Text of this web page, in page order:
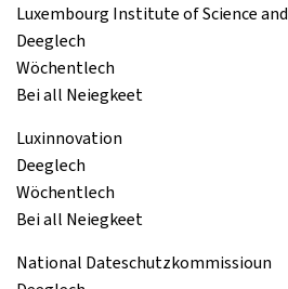
Luxembourg Institute of Science
Deeglech
Wöchentlech
Bei all Neiegkeet
Luxinnovation
Deeglech
Wöchentlech
Bei all Neiegkeet
National Dateschutzkommissioun